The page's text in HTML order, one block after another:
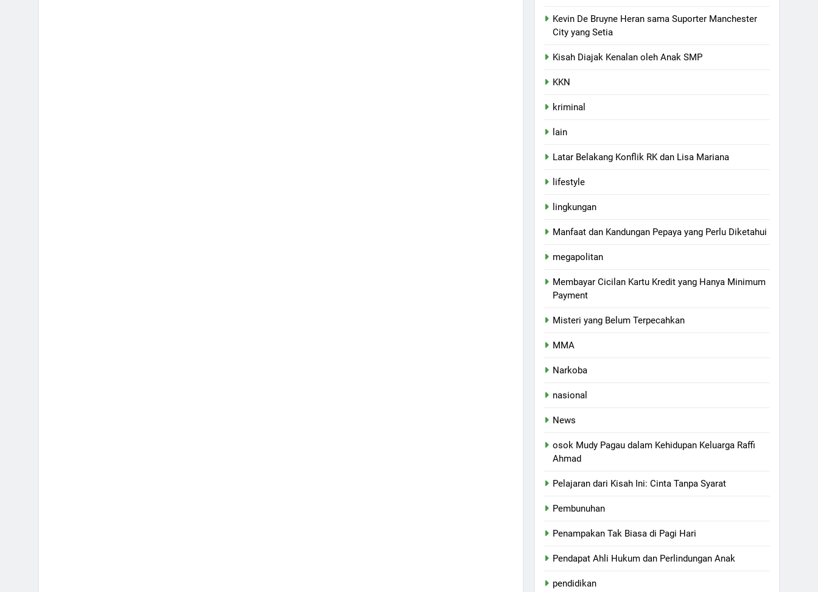
Kevin De Bruyne Heran sama Suporter Manchester
City yang Setia
Kisah Diajak Kenalan oleh Anak SMP
KKN
kriminal
lain
Latar Belakang Konflik RK dan Lisa Mariana
lifestyle
lingkungan
Manfaat dan Kandungan Pepaya yang Perlu Diketahui
megapolitan
Membayar Cicilan Kartu Kredit yang Hanya Minimum
Payment
Misteri yang Belum Terpecahkan
MMA
Narkoba
nasional
News
osok Mudy Pagau dalam Kehidupan Keluarga Raffi
Ahmad
Pelajaran dari Kisah Ini: Cinta Tanpa Syarat
Pembunuhan
Penampakan Tak Biasa di Pagi Hari
Pendapat Ahli Hukum dan Perlindungan Anak
pendidikan